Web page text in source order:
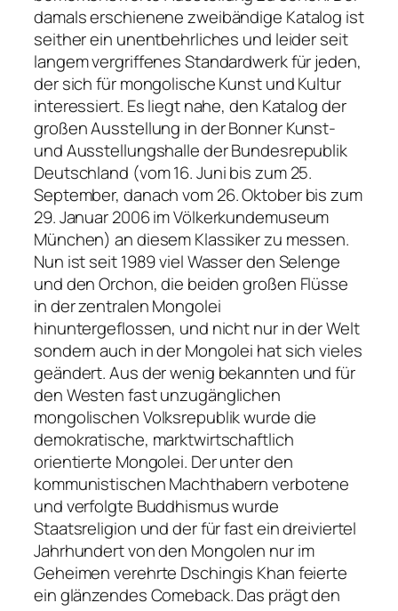
damals erschienene zweibändige Katalog ist
seither ein unentbehrliches und leider seit
langem vergriffenes Standardwerk für jeden,
der sich für mongolische Kunst und Kultur
interessiert. Es liegt nahe, den Katalog der
großen Ausstellung in der Bonner Kunst-
und Ausstellungshalle der Bundesrepublik
Deutschland (vom 16. Juni bis zum 25.
September, danach vom 26. Oktober bis zum
29. Januar 2006 im Völkerkundemuseum
München) an diesem Klassiker zu messen.
Nun ist seit 1989 viel Wasser den Selenge
und den Orchon, die beiden großen Flüsse
in der zentralen Mongolei
hinuntergeflossen, und nicht nur in der Welt
sondern auch in der Mongolei hat sich vieles
geändert. Aus der wenig bekannten und für
den Westen fast unzugänglichen
mongolischen Volksrepublik wurde die
demokratische, marktwirtschaftlich
orientierte Mongolei. Der unter den
kommunistischen Machthabern verbotene
und verfolgte Buddhismus wurde
Staatsreligion und der für fast ein dreiviertel
Jahrhundert von den Mongolen nur im
Geheimen verehrte Dschingis Khan feierte
ein glänzendes Comeback. Das prägt den